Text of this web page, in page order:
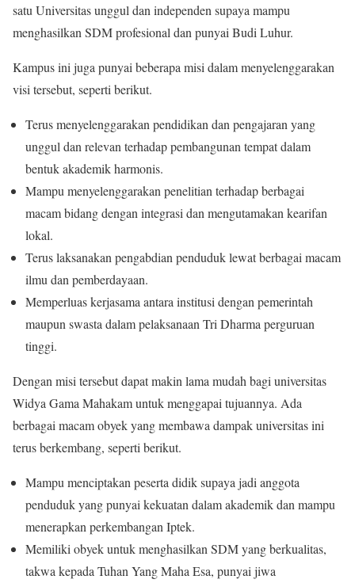
satu Universitas unggul dan independen supaya mampu
menghasilkan SDM profesional dan punyai Budi Luhur.
Kampus ini juga punyai beberapa misi dalam menyelenggarakan
visi tersebut, seperti berikut.
Terus menyelenggarakan pendidikan dan pengajaran yang
unggul dan relevan terhadap pembangunan tempat dalam
bentuk akademik harmonis.
Mampu menyelenggarakan penelitian terhadap berbagai
macam bidang dengan integrasi dan mengutamakan kearifan
lokal.
Terus laksanakan pengabdian penduduk lewat berbagai macam
ilmu dan pemberdayaan.
Memperluas kerjasama antara institusi dengan pemerintah
maupun swasta dalam pelaksanaan Tri Dharma perguruan
tinggi.
Dengan misi tersebut dapat makin lama mudah bagi universitas
Widya Gama Mahakam untuk menggapai tujuannya. Ada
berbagai macam obyek yang membawa dampak universitas ini
terus berkembang, seperti berikut.
Mampu menciptakan peserta didik supaya jadi anggota
penduduk yang punyai kekuatan dalam akademik dan mampu
menerapkan perkembangan Iptek.
Memiliki obyek untuk menghasilkan SDM yang berkualitas,
takwa kepada Tuhan Yang Maha Esa, punyai jiwa